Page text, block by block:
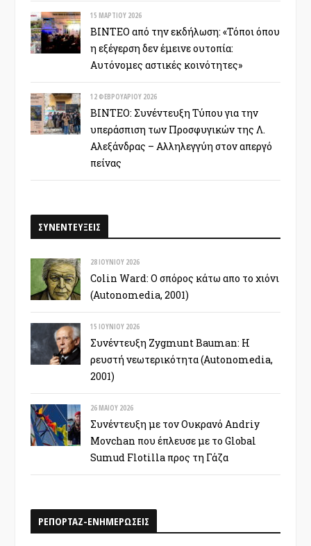
15 ΜΑΡΤΊΟΥ 2026
ΒΙΝΤΕΟ από την εκδήλωση: «Τόποι όπου
η εξέγερση δεν έμεινε ουτοπία:
Αυτόνομες αστικές κοινότητες»
12 ΦΕΒΡΟΥΑΡΊΟΥ 2026
ΒΙΝΤΕΟ: Συνέντευξη Τύπου για την
υπεράσπιση των Προσφυγικών της Λ.
Αλεξάνδρας – Αλληλεγγύη στον απεργό
πείνας
ΣΥΝΕΝΤΕΥΞΕΙΣ
28 ΙΟΥΝΊΟΥ 2026
Colin Ward: Ο σπόρος κάτω απο το χιόνι
(Autonomedia, 2001)
15 ΙΟΥΝΊΟΥ 2026
Συνέντευξη Zygmunt Bauman: Η
ρευστή νεωτερικότητα (Autonomedia,
2001)
26 ΜΑΪ́ΟΥ 2026
Συνέντευξη με τον Ουκρανό Andriy
Movchan που έπλευσε με το Global
Sumud Flotilla προς τη Γάζα
ΡΕΠΟΡΤΑΖ-ΕΝΗΜΕΡΩΣΕΙΣ